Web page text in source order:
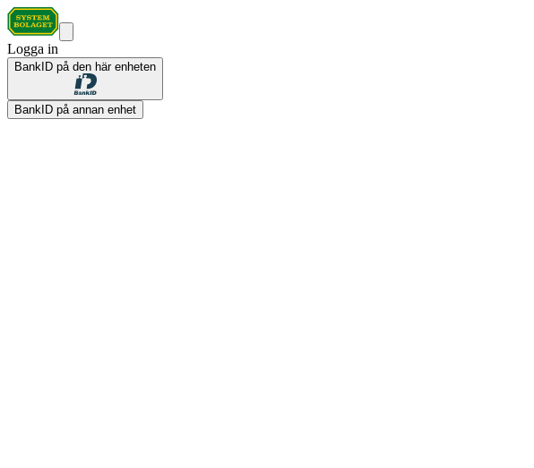
Logga in
BankID på den här enheten
BankID på annan enhet